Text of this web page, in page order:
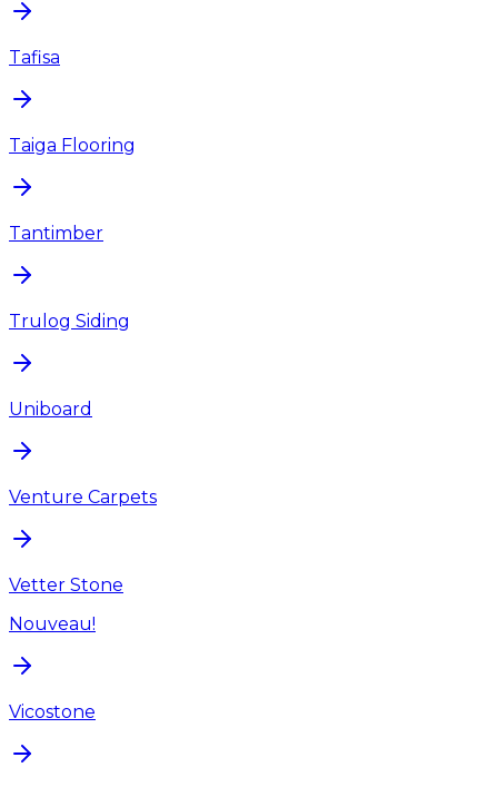
Tafisa
Taiga Flooring
Tantimber
Trulog Siding
Uniboard
Venture Carpets
Vetter Stone
Nouveau!
Vicostone